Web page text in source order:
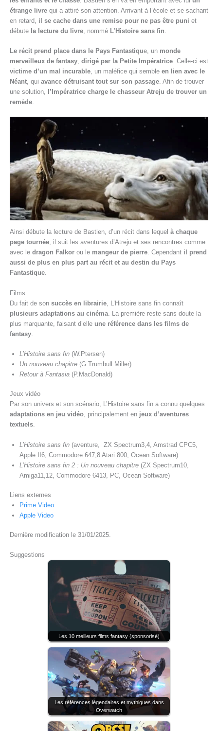
étrange livre qui a attiré son attention. Arrivant à l’école et se sachant
en retard, il se cache dans une remise pour ne pas être puni et
débute la lecture du livre , nommé L’Histoire sans fin
Le récit prend place dans le Pays Fantastique, un monde
merveilleux de fantasy dirigé par la Petite Impératrice . Celle-ci est
victime d’un mal incurable , un maléfice qui semble en lien avec le
Néant , qui avance détruisant tout sur son passage . Afin de trouver
une solution,
l’Impératrice charge le chasseur Atreju de trouver un
remède
Ainsi débute la lecture de Bastien, d’un récit dans lequel à chaque
page tournée, il suit les aventures d’Atreju et ses rencontres comme
avec le dragon Falkor ou le mangeur de pierre. Cependant il prend
aussi de plus en plus part au récit et au destin du Pays
Fantastique.
Films
Du fait de son succès en librairie , L’Histoire sans fin connaît
plusieurs adaptations au cinéma . La première reste sans doute la
plus marquante, faisant d’elle une référence dans les films de
fantasy
L’Histoire sans fin (W.Ptersen)
Un nouveau chapitre (G.Trumbull Miller)
Retour à Fantasia (P.MacDonald)
Jeux vidéo
Par son univers et son scénario, L’Histoire sans fin a connu quelques
adaptations en jeu vidéo, principalement en jeux d’aventures
textuels.
L’Histoire sans fin (aventure, ZX Spectrum3,4, Amstrad CPC5,
Apple II6, Commodore 647,8 Atari 800, Ocean Software)
L’Histoire sans fin 2 : Un nouveau chapitre (ZX Spectrum10,
Amiga11,12, Commodore 6413, PC, Ocean Software)
Liens externes
Prime Video
Apple Video
Dernière modification le 31/01/2025.
Suggestions
Les 10 meilleurs films fantasy (sponsorisé)
Les références légendaires et mythiques dans
Overwatch